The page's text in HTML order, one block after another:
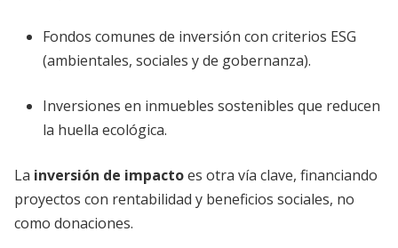
Fondos comunes de inversión con criterios ESG
(ambientales, sociales y de gobernanza).
Inversiones en inmuebles sostenibles que reducen
la huella ecológica.
La inversión de impactoes otra vía clave, financiando
proyectos con rentabilidad y beneficios sociales, no
como donaciones.